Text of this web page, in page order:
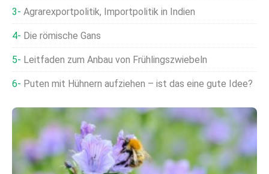
Agrarexportpolitik, Importpolitik in Indien
Die römische Gans
Leitfaden zum Anbau von Frühlingszwiebeln
Puten mit Hühnern aufziehen – ist das eine gute Idee?